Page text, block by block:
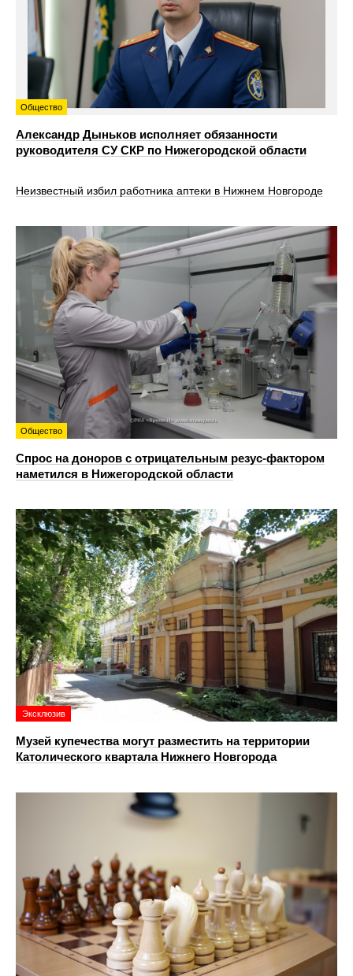
Общество
Александр Дыньков исполняет обязанности
руководителя СУ СКР по Нижегородской области
Неизвестный избил работника аптеки в Нижнем Новгороде
Общество
Спрос на доноров с отрицательным резус-фактором
наметился в Нижегородской области
Эксклюзив
Музей купечества могут разместить на территории
Католического квартала Нижнего Новгорода